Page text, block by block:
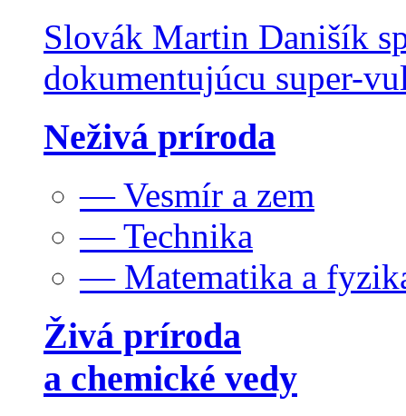
Slovák Martin Danišík
dokumentujúcu super-
Neživá príroda
— Vesmír a zem
— Technika
— Matematika a
Živá príroda
a chemické vedy